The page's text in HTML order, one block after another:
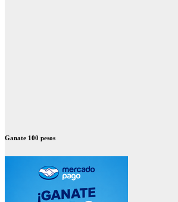
Ganate 100 pesos